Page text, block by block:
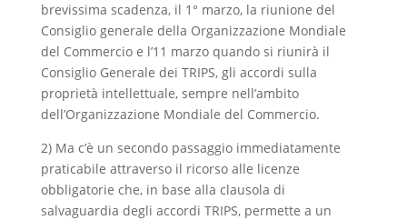
brevissima scadenza, il 1° marzo, la riunione del
Consiglio generale della Organizzazione Mondiale
del Commercio e l’11 marzo quando si riunirà il
Consiglio Generale dei TRIPS, gli accordi sulla
proprietà intellettuale, sempre nell’ambito
dell’Organizzazione Mondiale del Commercio.
2) Ma c’è un secondo passaggio immediatamente
praticabile attraverso il ricorso alle licenze
obbligatorie che, in base alla clausola di
salvaguardia degli accordi TRIPS, permette a un